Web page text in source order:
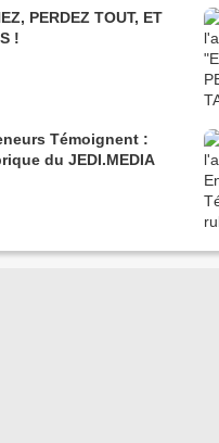
PERDEZ TOUT, ET
!
Témoignent :
du JEDI.MEDIA